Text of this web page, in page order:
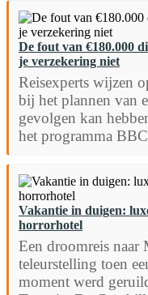
De fout van €180.000
je verzekering niet
Reisexperts wijzen
bij het plannen van
gevolgen kan
het programma
Vakantie in duigen:
horrorhotel
Een droomreis naar
teleurstelling toen
moment werd